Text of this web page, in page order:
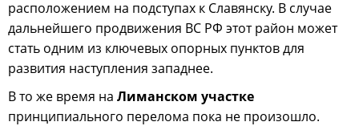
расположением на подступах к Славянску. В случае
дальнейшего продвижения ВС РФ этот район может
стать одним из ключевых опорных пунктов для
развития наступления западнее.
В то же время на Лиманском участке
принципиального перелома пока не произошло.